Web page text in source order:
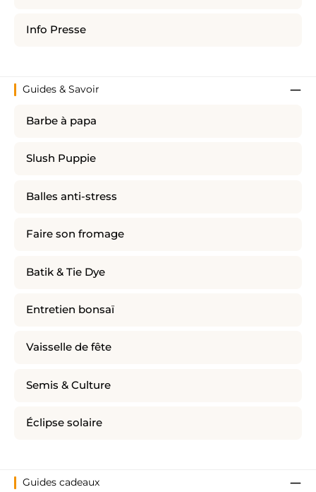
Info Presse
Guides & Savoir
Barbe à papa
Slush Puppie
Balles anti-stress
Faire son fromage
Batik & Tie Dye
Entretien bonsaï
Vaisselle de fête
Semis & Culture
Éclipse solaire
Guides cadeaux